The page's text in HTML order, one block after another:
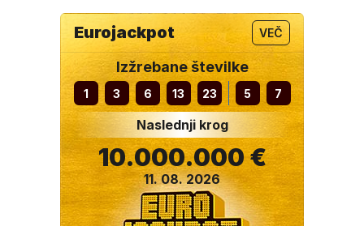
Eurojackpot VEČ
Izžrebane številke
1 3 6 13 23 5 7
Naslednji krog
10.000.000 €
11. 08. 2026